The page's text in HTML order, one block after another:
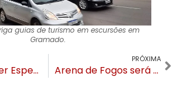
guias de turismo em escursões em
Gramado.
Papo de Mulher Especial acontece na Serra Gaúcha em agosto
PRÓXIMA
Arena de Fogos será atração da Confraria SG Gramado, em novembro